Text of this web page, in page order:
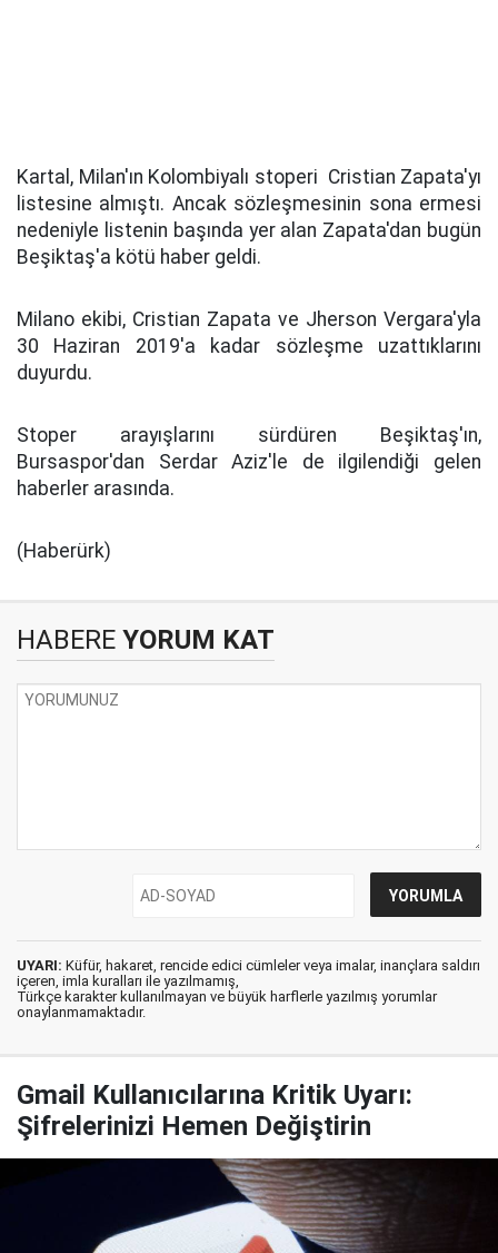
Kartal, Milan'ın Kolombiyalı stoperi Cristian Zapata'yı
listesine almıştı. Ancak sözleşmesinin sona ermesi
nedeniyle listenin başında yer alan Zapata'dan bugün
Beşiktaş'a kötü haber geldi.
Milano ekibi, Cristian Zapata ve Jherson Vergara'yla
30 Haziran 2019'a kadar sözleşme uzattıklarını
duyurdu.
Stoper arayışlarını sürdüren Beşiktaş'ın,
Bursaspor'dan Serdar Aziz'le de ilgilendiği gelen
haberler arasında.
(Haberürk)
HABERE YORUM KAT
UYARI: Küfür, hakaret, rencide edici cümleler veya imalar, inançlara saldırı
içeren, imla kuralları ile yazılmamış,
Türkçe karakter kullanılmayan ve büyük harflerle yazılmış yorumlar
onaylanmamaktadır.
Gmail Kullanıcılarına Kritik Uyarı:
Şifrelerinizi Hemen Değiştirin